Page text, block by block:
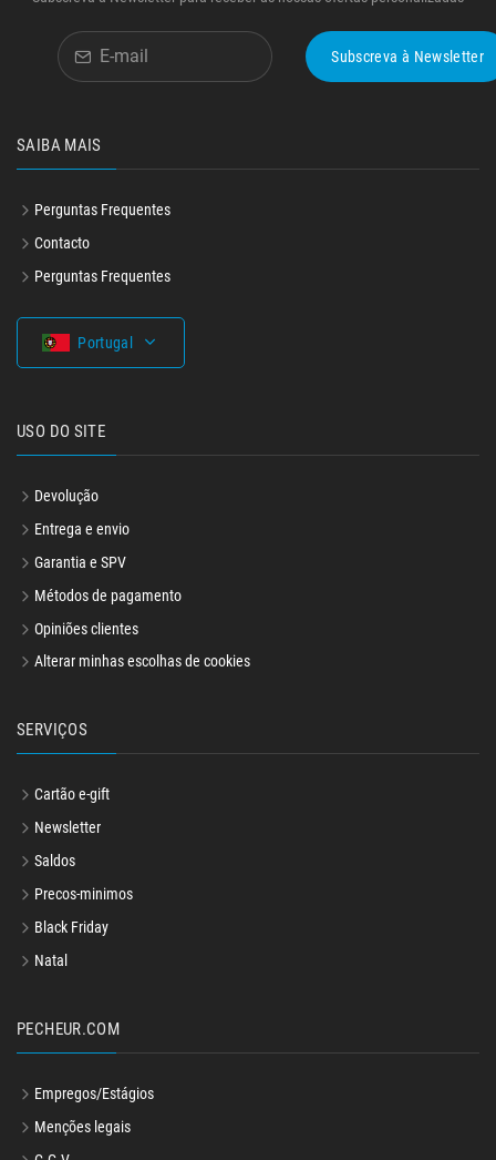
Subscreva à Newsletter
SAIBA MAIS
Perguntas Frequentes
Contacto
Portugal
USO DO SITE
Devolução
Entrega e envio
Garantia e SPV
Métodos de pagamento
Opiniões clientes
SERVIÇOS
Cartão e-gift
Newsletter
Saldos
Precos-minimos
Black Friday
PECHEUR.COM
Empregos/Estágios
Menções legais